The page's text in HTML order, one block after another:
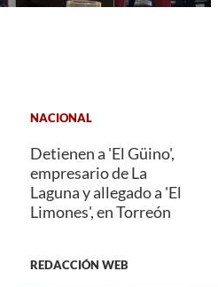
NACIONAL
Detienen a 'El Güino',
empresario de La
Laguna y allegado a 'El
Limones', en Torreón
REDACCIÓN WEB